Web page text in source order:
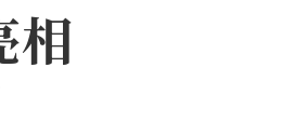
相